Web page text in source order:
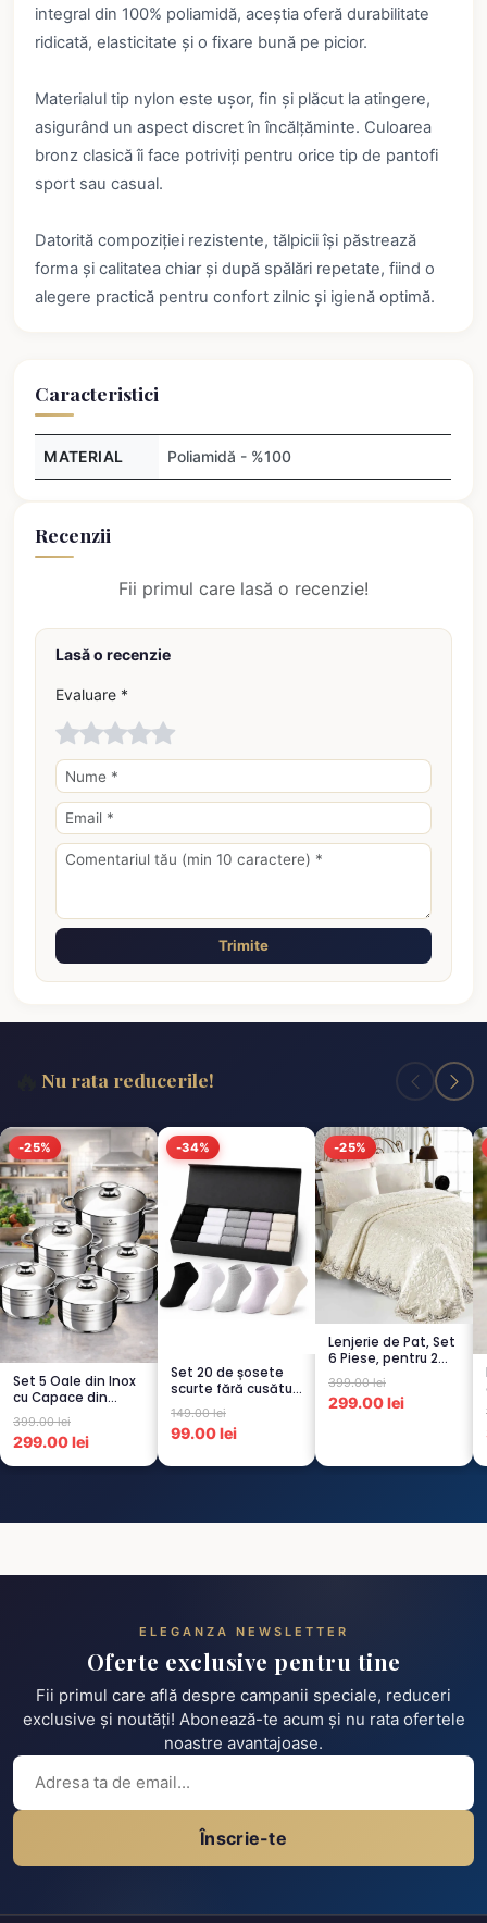
integral din 100% poliamidă, aceștia oferă durabilitate
ridicată, elasticitate și o fixare bună pe picior.
Materialul tip nylon este ușor, fin și plăcut la atingere,
asigurând un aspect discret în încălțăminte. Culoarea
bronz clasică îi face potriviți pentru orice tip de pantofi
sport sau casual.
Datorită compoziției rezistente, tălpicii își păstrează
forma și calitatea chiar și după spălări repetate, fiind o
alegere practică pentru confort zilnic și igienă optimă.
Caracteristici
MATERIAL Poliamidă - %100
Recenzii
Fii primul care lasă o recenzie!
Lasă o recenzie
Evaluare *
Trimite
Nu rata reducerile!
-25%
Set 5 Oale din Inox
cu Capace din
Sticlă
Termorezistent...
399.00 lei
299.00 lei
-34%
Set 20 de șosete
scurte fără cusături
pentru femei – 5...
149.00 lei
99.00 lei
-25%
Lenjerie de Pat, Set
6 Piese, pentru 2
persoana, CREM-
4...
399.00 lei
299.00 lei
ELEGANZA NEWSLETTER
Oferte exclusive pentru tine
Fii primul care află despre campanii speciale, reduceri
exclusive și noutăți! Abonează-te acum și nu rata ofertele
noastre avantajoase.
Înscrie-te